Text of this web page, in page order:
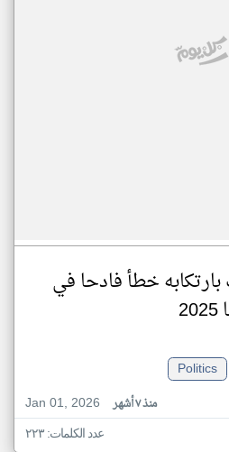
خطأ فادحا في
Politics
Jan 01, 2026
منذ ٧ أشهر
عدد الكلمات: ٢٢٣